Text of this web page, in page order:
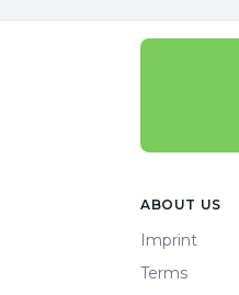
ABOUT US
Imprint
Terms